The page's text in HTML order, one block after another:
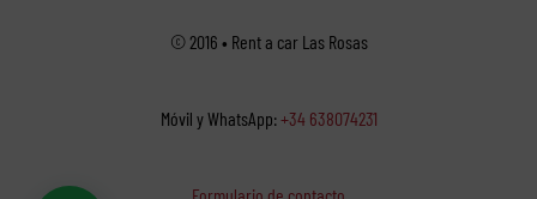
© 2016 • Rent a car Las Rosas
Móvil y WhatsApp:+34 638074231